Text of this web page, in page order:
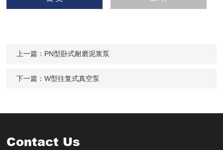
上一篇： PN型卧式耐磨泥浆泵
下一篇：W型往复式真空泵
Contact Us